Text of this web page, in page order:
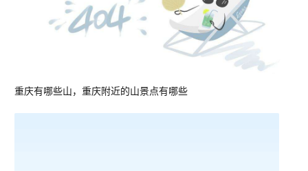
重庆有哪些山，重庆附近的山景点有哪些